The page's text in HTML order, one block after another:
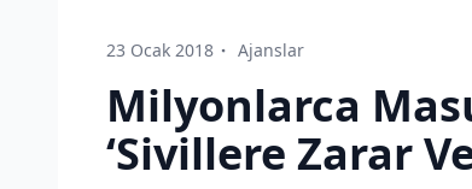
23 Ocak 2018 Ajanslar
Milyonlarca
‘Sivillere Zarar